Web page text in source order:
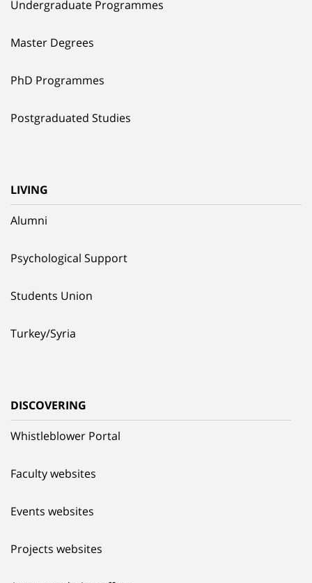
Undergraduate Programmes
Master Degrees
PhD Programmes
Postgraduated Studies
LIVING
Alumni
Psychological Support
Students Union
Turkey/Syria
DISCOVERING
Whistleblower Portal
Faculty websites
Events websites
Projects websites